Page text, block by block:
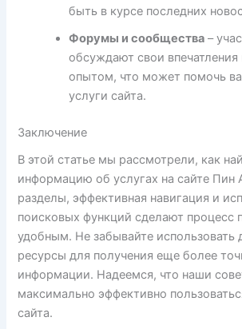
быть в курсе последних
Форумы и сообщества –
обсуждают свои впечатления
опытом, что может помочь
услуги сайта.
Заключение
В этой статье мы рассмотрели, как
информацию об услугах на сайте Пин
разделы, эффективная навигация и
поисковых функций сделают процесс
удобным. Не забывайте использовать
ресурсы для получения еще более
информации. Надеемся, что наши
максимально эффективно
сайта.